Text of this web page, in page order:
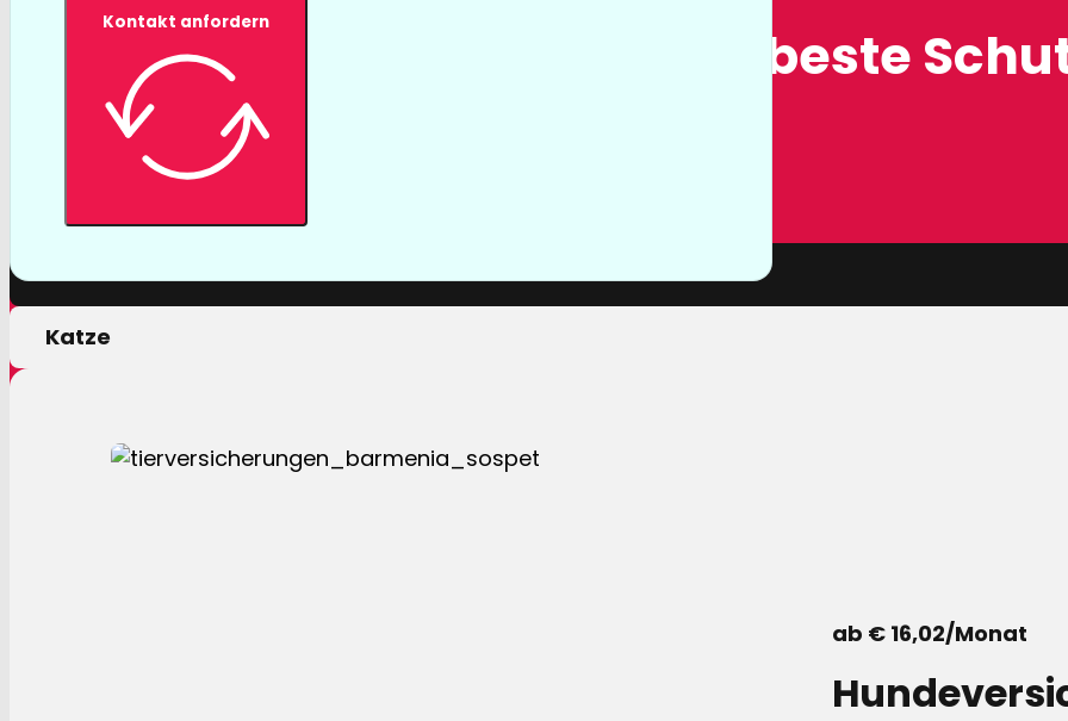
Kontakt anfordernTierversicherung, der beste
Mit einer Tierversicherung der Barmenia profitieren sie nicht
nur von erstklassigen Leistungen, sondern auch von unserer
Hund
Katze
ab € 16,02/Monat